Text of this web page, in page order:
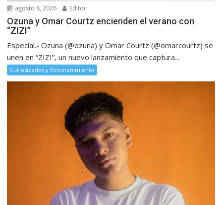
agosto 8, 2026 Editor
Ozuna y Omar Courtz encienden el verano con
“ZIZI”
Especial.- Ozuna (@ozuna) y Omar Courtz (@omarcourtz) se
unen en “ZIZI”, un nuevo lanzamiento que captura...
Curiosidades y Entretenimiento